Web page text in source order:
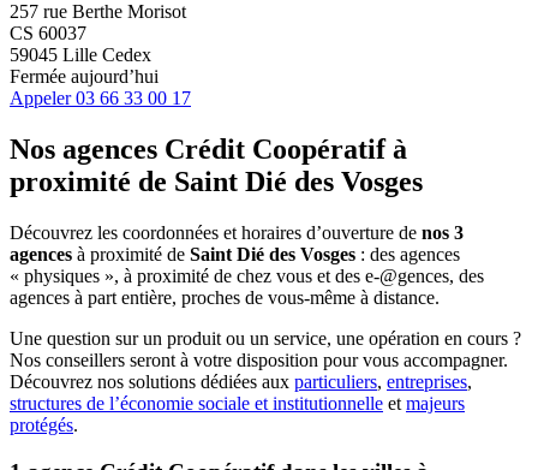
257 rue Berthe Morisot
CS 60037
59045 Lille Cedex
Fermée aujourd’hui
Appeler 03 66 33 00 17
Nos agences Crédit Coopératifà
proximité de Saint Dié des Vosges
Découvrez les coordonnées et horaires d’ouverture de nos 3
agences à proximité de Saint Dié des Vosges : des agences
« physiques », à proximité de chez vous et des e-@gences, des
agences à part entière, proches de vous-même à distance.
Une question sur un produit ou un service, une opération en cours ?
Nos conseillers seront à votre disposition pour vous accompagner.
Découvrez nos solutions dédiées aux particuliers, entreprises,
structures de l’économie sociale et institutionnelle et majeurs
protégés.